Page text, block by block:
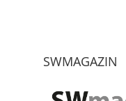
SWMAGAZIN